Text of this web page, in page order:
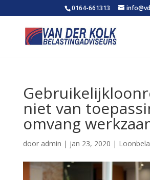
0164-661313
niet van
omvang
door admin | jan 23, 2020 |